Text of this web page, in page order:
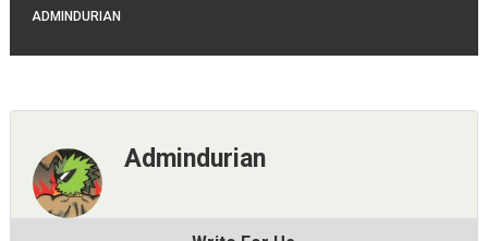
ADMINDURIAN
Admindurian